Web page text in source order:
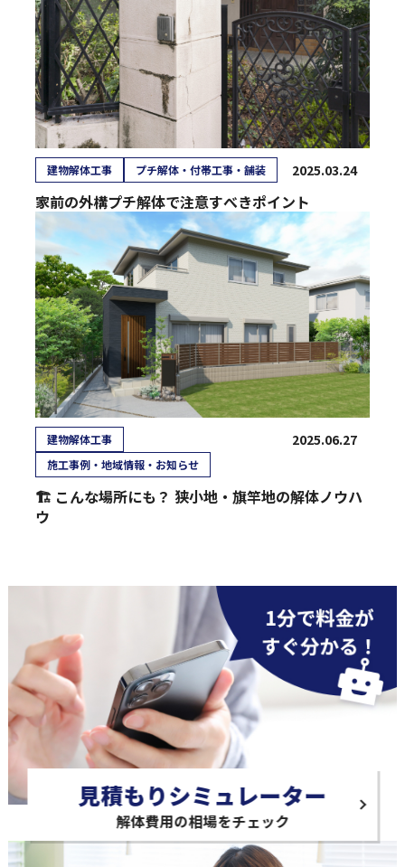
建物解体工事 プチ解体・付帯工事・舗装 2025.03.24
家前の外構プチ解体で注意すべきポイント
建物解体工事
施工事例・地域情報・お知らせ
2025.06.27
🏗️ こんな場所にも？ 狭小地・旗竿地の解体ノウハ
ウ
見積もりシミュレーター
解体費用の相場をチェック